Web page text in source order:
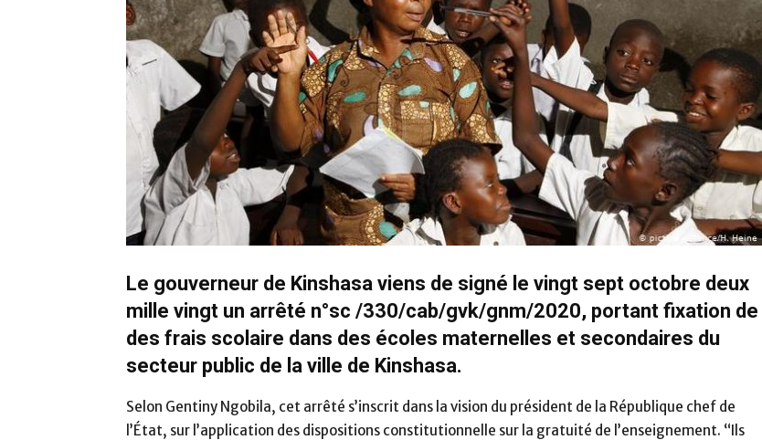
Le gouverneur de Kinshasa viens de signé le vingt sept octobre deux
mille vingt un arrêté n°sc /330/cab/gvk/gnm/2020, portant fixation de
des frais scolaire dans des écoles maternelles et secondaires du
secteur public de la ville de Kinshasa.
Selon Gentiny Ngobila, cet arrêté s’inscrit dans la vision du président de la République chef de
l’État, sur l’application des dispositions constitutionnelle sur la gratuité de l’enseignement. “Ils